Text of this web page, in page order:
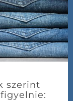
szerint